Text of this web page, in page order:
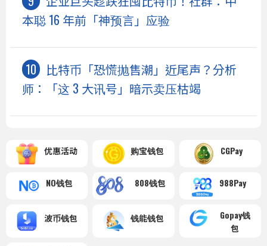
本聪 16 年前「神预言」应验
比特币「恐慌抛售潮」近尾声？分析
师：「这 3 大讯号」暗示卖压枯竭
优惠活动 购宝钱包 CGPay
NO钱包 808钱包 988Pay
波币钱包 钱能钱包
Gopay钱
包